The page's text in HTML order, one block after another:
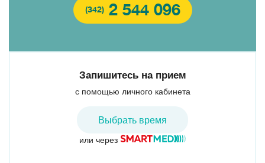
(342) 2 544 096
Запишитесь на прием
с помощью личного кабинета
Выбрать время
или через